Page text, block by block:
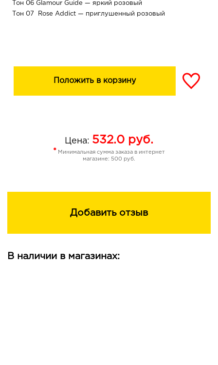
Тон 06 Glamour Guide — яркий розовый
Тон 07 Rose Addict — приглушенный розовый
Положить в корзину
Цена: 532.0 руб.
* Минимальная сумма заказа в интернет
магазине: 500 руб.
Добавить отзыв
В наличии в магазинах: